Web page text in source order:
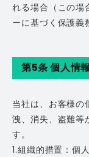
れる場合（この場
ーに基づく保護義
第5条 個人情
当社は、お客様の
洩、消失、盗難等
す。
1.組織的措置：個